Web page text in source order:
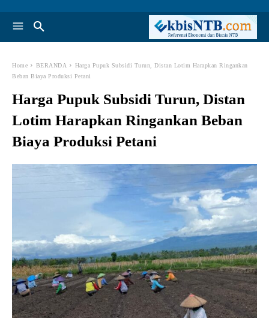
Home BERANDA
Harga Pupuk Subsidi Turun, Distan Lotim Harapkan Ringankan
Beban Biaya Produksi Petani
Harga Pupuk Subsidi Turun, Distan
Lotim Harapkan Ringankan Beban
Biaya Produksi Petani